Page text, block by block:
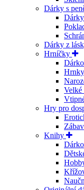
Dárky s
Dárky z
Hrníčky
Hry pro
Knihy